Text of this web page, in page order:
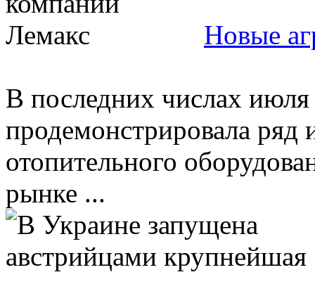
Новые
В последних числах
продемонстрировала ряд
отопительного
рынке ...